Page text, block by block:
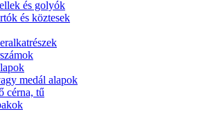
és golyók
és köztesek
medál alapok
cérna, tű